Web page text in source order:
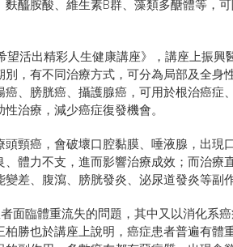
醯胺酸、維生素B群、藻類多醣體等，
活出精彩人生健康講座》，講座上振興
，有不同治療方式，可分為局部及全身
、膀胱癌、攝護腺癌，可用於根治癌症
治療，減少癌症復發機會。
頸癌，會破壞口腔黏膜、唾液腺，出現
體力不支，進而影響治療成效；而治療
差、腹瀉、膀胱發炎、泌尿道發炎等副作
面臨體重流失的問題，其中又以消化系
勝也於講座上說明，癌症患者普遍有體